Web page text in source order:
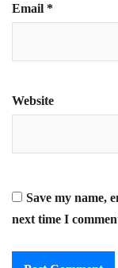
Email *
Website
Save my name,
next time I